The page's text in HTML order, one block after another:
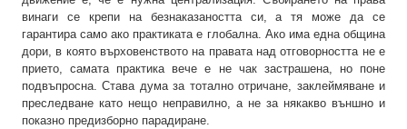
винаги се крепи на безнаказаността си, а тя може да се
гарантира само ако практиката е глобална. Ако има една община
дори, в която върховенството на правата над отговорността не е
прието, самата практика вече е не чак застрашена, но поне
подвъпросна. Става дума за тотално отричане, заклеймяване и
преследване като нещо неправилно, а не за някакво външно и
показно предизборно парадиране.